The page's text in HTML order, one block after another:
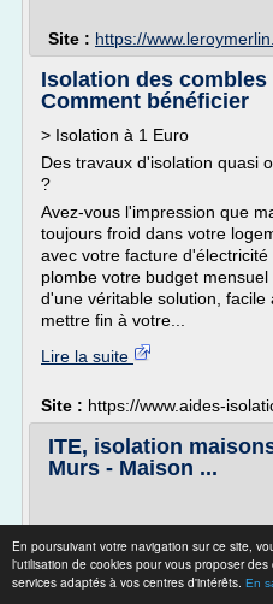
En poursuivant votre navigation sur ce site,
l'utilisation de cookies pour vous proposer
services adaptés à vos centres d'intérêts. En
Site : https://
Isolation des combles
Comment bénéficier
> Isolation à 1 Euro
Des travaux d'isolation quasi
?
Avez-vous l'impression que
toujours froid dans votre
avec votre facture
plombe votre budget
d'une véritable solution,
mettre fin à votre...
Lire la suite
Site : https://www.aides-
ITE, isolation
Murs - Maison ...
...est obligatoire à l'occasion
logement ou bâtiment (sauf